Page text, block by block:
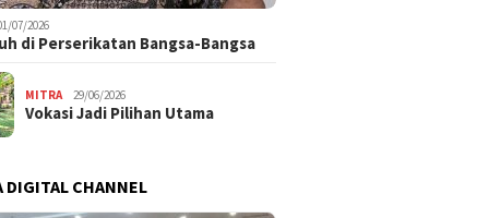
07/2026
di Perserikatan Bangsa-Bangsa
MITRA 29/06/2026
Vokasi Jadi Pilihan Utama
DIGITAL CHANNEL